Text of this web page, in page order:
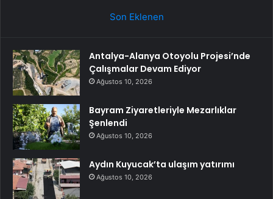
Son Eklenen
Antalya-Alanya Otoyolu Projesi’nde
Çalışmalar Devam Ediyor
Ağustos 10, 2026
Bayram Ziyaretleriyle Mezarlıklar
Şenlendi
Ağustos 10, 2026
Aydın Kuyucak’ta ulaşım yatırımı
Ağustos 10, 2026